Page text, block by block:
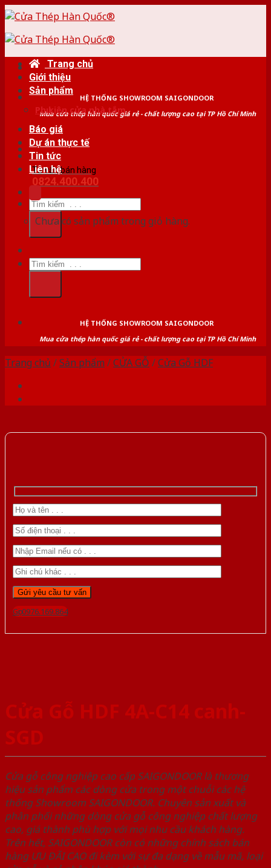
Skip
content
HỆ THỐNG SHOWROOM SAIGONDOOR
Mua cửa thép hàn quốc giá rẻ - chất lượng cao tại TP Hồ Chí Minh
Tư vấn bán hàng
0824.400.400
Tìm
kiếm:
Trang chủ
Giới thiệu
Sản phẩm
Phụ kiện cửa nhà tắm
Báo giá
Dự án thực tế
Tin tức
Liên hệ
Chưa có sản phẩm trong giỏ hàng.
Tìm
kiếm:
HỆ THỐNG SHOWROOM SAIGONDOOR
Mua cửa thép hàn quốc giá rẻ - chất lượng cao tại TP Hồ Chí Minh
Trang chủ /Sản phẩm /CỬA GỖ /Cửa Gỗ HDF
Gọi 0976.169.864
Cửa Gỗ HDF 4A-C14 canh-
SGD
Cửa gỗ công nghiệp cao cấp SAIGONDOOR là thương
hiệu sản phẩm các dòng cửa trong một chuỗi các hệ
thống Showroom SAIGONDOOR. Chuyên sản xuất và
phân phối những dòng cửa gỗ công nghiệp chất lượng
cao, giá thành phù hợp với mọi nhu cầu khách hàng.
Trên hết, SAIGONDOOR còn có những chính sách bán
hàng ƯU ĐÃI CAO đi kèm với sự đa dạng về mẫu mã, loại